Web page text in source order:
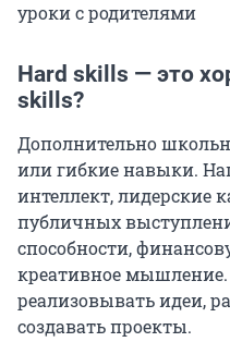
уроки с родителями
Hard skills — это
skills?
Дополнительно
или гибкие навыки.
интеллект, лидерские
публичных
способности,
креативное мышление.
реализовывать идеи,
создавать проекты.